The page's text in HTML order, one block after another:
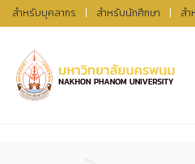
สำหรับบุคลากร | สำหรับนักศึกษา | สำ